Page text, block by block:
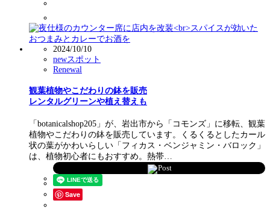
2024/10/10
newスポット
Renewal
観葉植物やこだわりの鉢を販売
レンタルグリーンや植え替えも
「botanicalshop205」が、岩出市から「コモンズ」に移転、観葉
植物やこだわりの鉢を販売しています。くるくるとしたカール
状の葉がかわいらしい「フィカス・ベンジャミン・バロック」
は、植物初心者にもおすすめ。熱帯…
Post
Save